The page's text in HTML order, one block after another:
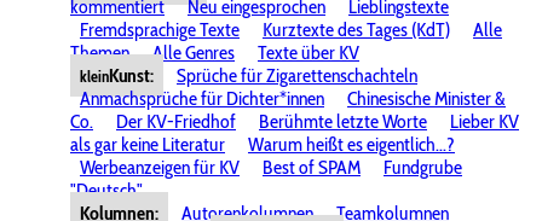
kommentiert
Neu eingesprochen
Lieblingstexte
Fremdsprachige Texte
Kurztexte des Tages (KdT)
Alle
Themen
Alle Genres Texte über KV
kleinKunst:
Sprüche für Zigarettenschachteln
Anmachsprüche für Dichter*innen
Chinesische Minister &
Co.
Der KV-Friedhof Berühmte letzte Worte
Lieber KV
als gar keine Literatur
Warum heißt es eigentlich...?
Werbeanzeigen für KV
Best of SPAM
Fundgrube
"Deutsch"
Kolumnen:
Autorenkolumnen
Teamkolumnen